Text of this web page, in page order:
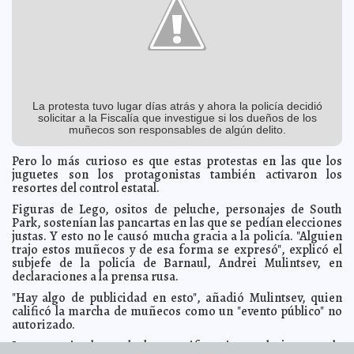
Se rebelan sacerdotes católicos de EE. UU. contra
Michelle Obama niega compra de calzones
Guillermo Barrera Fernandez
2012-01-30 17:53:35 La producción de camarón de cultivo superó las 105
mil toneladas durante el 2011: Conapesca A7
Creel Miranda: El próximo domingo triunfarán los
militantes libres A7
2012-01-30 17:40:38 Pronósticos cumple los sueños de los aficionados a
Protouch A7
2012-01-30 11:50:28 Mal de amores, frecuente en Hollywood A7
2012-01-30 11:47:24 Irán tendría bomba atómica en un año A7
2012-01-30 11:44:13 Dickens era cruel A7
2012-01-30 11:39:27 Presos se cosen la boca para protestar
2012-01-30 11:34:17 Sube de intensidad crisis del petróleo sursudanés A7
2012-01-30 11:30:15 Herman Cain respalda a Gingrich A7
La protesta tuvo lugar días atrás y ahora la policía decidió
solicitar a la Fiscalía que investigue si los dueños de los
muñecos son responsables de algún delito.
Pero lo más curioso es que estas protestas en las que los
juguetes son los protagonistas también activaron los
resortes del control estatal.
Figuras de Lego, ositos de peluche, personajes de South
Park, sostenían las pancartas en las que se pedían elecciones
justas. Y esto no le causó mucha gracia a la policía. "Alguien
trajo estos muñecos y de esa forma se expresó", explicó el
subjefe de la policía de Barnaul, Andrei Mulintsev, en
declaraciones a la prensa rusa.
"Hay algo de publicidad en esto", añadió Mulintsev, quien
calificó la marcha de muñecos como un "evento público" no
autorizado.
Los organizadores de las manifestaciones de juguete de